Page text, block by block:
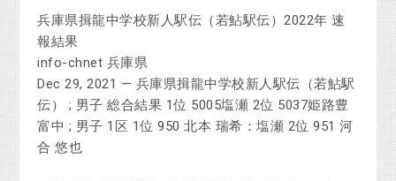
兵庫県揖龍中学校新人駅伝（若鮎駅伝）2022年 速
報結果
info-chnet 兵庫県
Dec 29, 2021 — 兵庫県揖龍中学校新人駅伝（若鮎駅
伝） ; 男子 総合結果 1位 5005塩瀬 2位 5037姫路豊
富中 ; 男子 1区 1位 950 北本 瑞希：塩瀬 2位 951 河
合 悠也